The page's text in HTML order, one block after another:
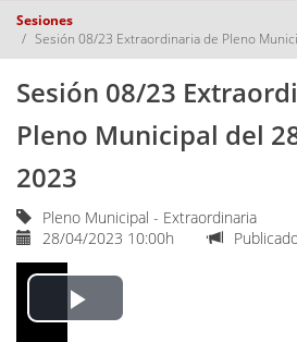
Sesiones
Sesión 08/23 Extraordinaria de Pleno
Sesión 08/23
Pleno Municipal del
2023
Pleno Municipal - Extraordinaria
28/04/2023 10:00h
Play